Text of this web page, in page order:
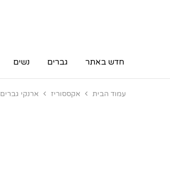
חדש באתר גברים נשים
עמוד הבית אקססוריז ארנקי גברים